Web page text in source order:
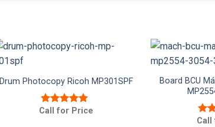
Drum Photocopy Ricoh MP301SPF
Được xếp
Call for Price
Board BCU